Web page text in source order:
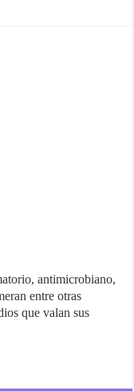
antimicrobiano,
entre otras
que valan sus